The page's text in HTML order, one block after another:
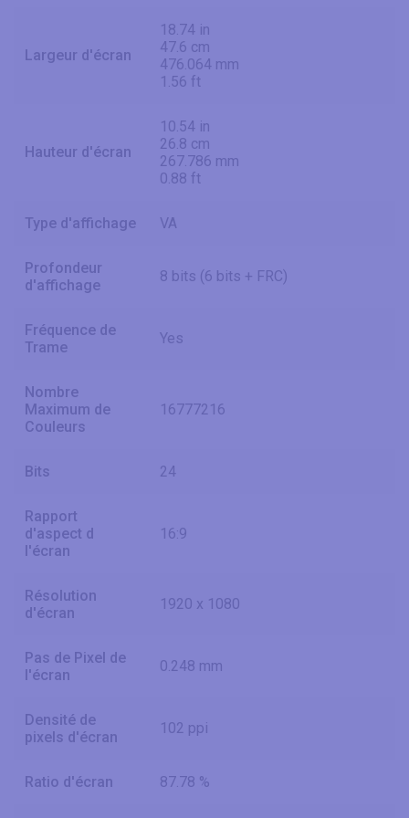
Largeur d'écran
18.74 in
47.6 cm
476.064 mm
1.56 ft
Hauteur d'écran
10.54 in
26.8 cm
267.786 mm
0.88 ft
Type d'affichage VA
Profondeur
d'affichage
8 bits (6 bits + FRC)
Fréquence de
Trame
Yes
Nombre
Maximum de
Couleurs
16777216
Bits 24
Rapport
d'aspect d
l'écran
16:9
Résolution
d'écran
1920 x 1080
Pas de Pixel de
l'écran
0.248 mm
Densité de
pixels d'écran
102 ppi
Ratio d'écran 87.78 %